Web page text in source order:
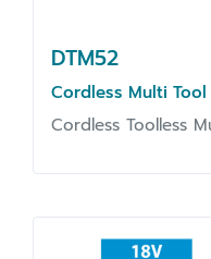
DTM52
Cordless Multi Tool
Cordless Toolless